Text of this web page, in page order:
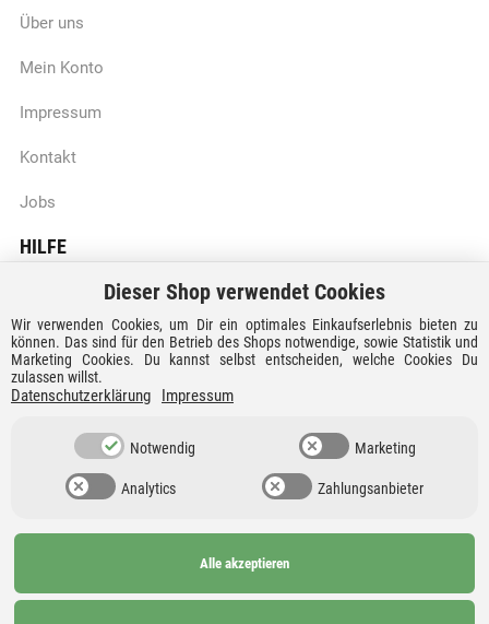
Über uns
Mein Konto
Impressum
Kontakt
Jobs
HILFE
Batteriegesetzhinweise
Vertrag widerrufen
Versandkosten und Lieferzeiten
Zahlungsarten
Widerrufsrecht
Datenschutz
versandkostenfrei nach
Dieser Shop verwendet Cookies
Wir verwenden Cookies, um Dir ein optimales Einkaufserlebnis bieten zu
können. Das sind für den Betrieb des Shops notwendige, sowie Statistik und
Marketing Cookies. Du kannst selbst entscheiden, welche Cookies Du
zulassen willst.
Datenschutzerklärung Impressum
Notwendig Marketing
Analytics Zahlungsanbieter
Alle akzeptieren